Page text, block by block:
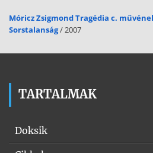
Móricz Zsigmond Tragédia c.
Sorstalanság/ 2007
TARTALMAK
Doksik